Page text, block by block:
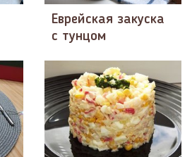
Еврейская закуска
с тунцом